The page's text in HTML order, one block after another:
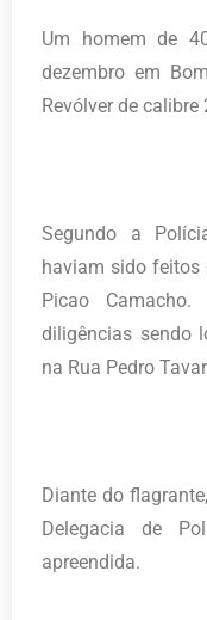
Um homem de
dezembro em
Revólver de
Segundo a
haviam sido feitos
Picao
diligências sendo
na Rua Pedro
Diante do
Delegacia de
apreendida.